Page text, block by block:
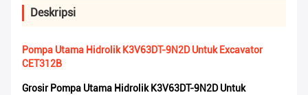
Deskripsi
Pompa Utama Hidrolik K3V63DT-9N2D Untuk Excavator
CET312B
Grosir Pompa Utama Hidrolik K3V63DT-9N2D Untuk